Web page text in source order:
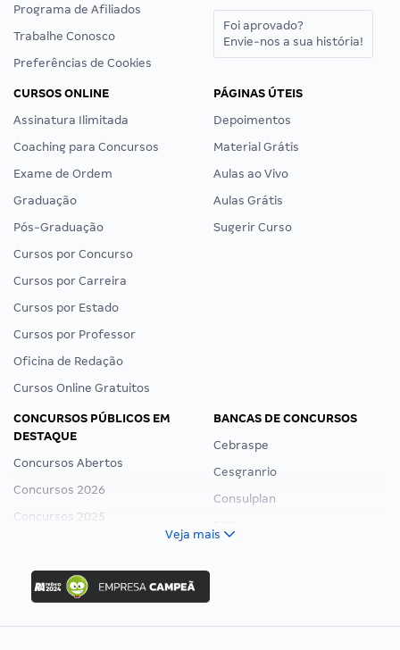
Programa de Afiliados
Trabalhe Conosco
Preferências de Cookies
Foi aprovado?
Envie-nos a sua história!
CURSOS ONLINE
Assinatura Ilimitada
Coaching para Concursos
Exame de Ordem
Graduação
Pós-Graduação
Cursos por Concurso
Cursos por Carreira
Cursos por Estado
Cursos por Professor
Oficina de Redação
Cursos Online Gratuitos
PÁGINAS ÚTEIS
Depoimentos
Material Grátis
Aulas ao Vivo
Aulas Grátis
Sugerir Curso
CONCURSOS PÚBLICOS EM
DESTAQUE
Concursos Abertos
Concursos 2026
Concursos 2025
Concurso Ibama
Concurso MPU
Editais publicados
BANCAS DE CONCURSOS
Cebraspe
Cesgranrio
Consulplan
Veja mais